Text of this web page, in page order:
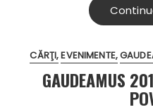
CĂRŢI EVENIMENTE
GAUDEAMUS